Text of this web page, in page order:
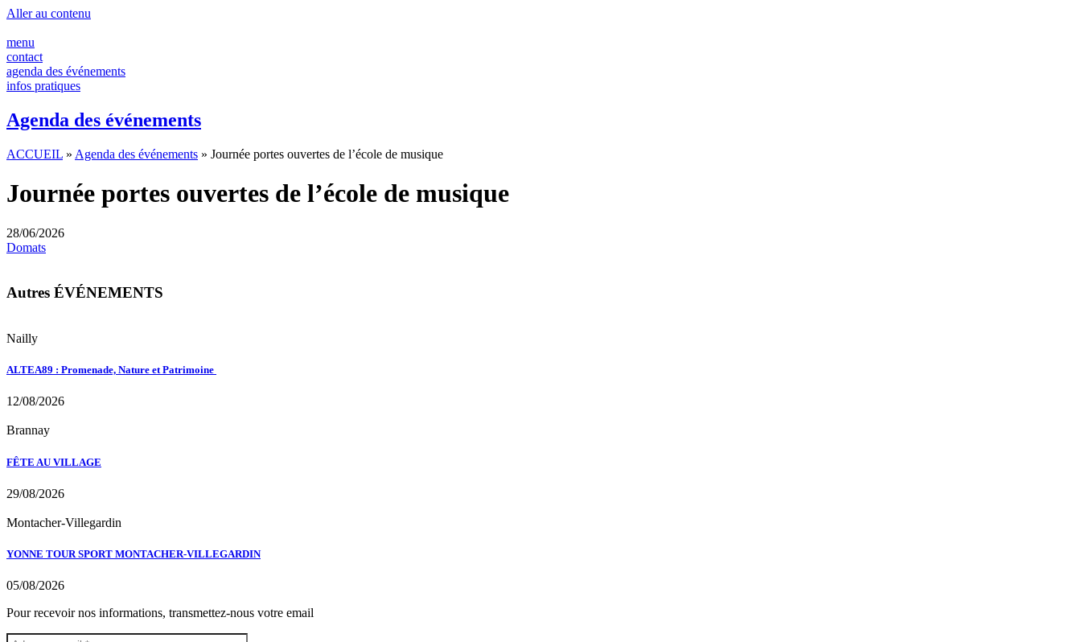
Panneau de gestion des cookies
Aller au contenu
menu
contact
agenda des événements
infos pratiques
Agenda des événements
ACCUEIL » Agenda des événements » Journée portes ouvertes de l’école de musique
Journée portes ouvertes de l’école de musique
28/06/2026
Domats
Autres ÉVÉNEMENTS
Nailly
ALTEA89 : Promenade, Nature et Patrimoine
12/08/2026
Brannay
FÊTE AU VILLAGE
29/08/2026
Montacher-Villegardin
YONNE TOUR SPORT MONTACHER-VILLEGARDIN
05/08/2026
Pour recevoir nos informations, transmettez-nous votre email